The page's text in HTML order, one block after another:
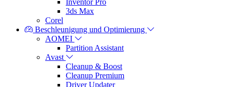
3ds Max
Corel
Beschleunigung und Optimierung
AOMEI
Partition Assistant
Avast
Cleanup & Boost
Cleanup Premium
Driver Updater